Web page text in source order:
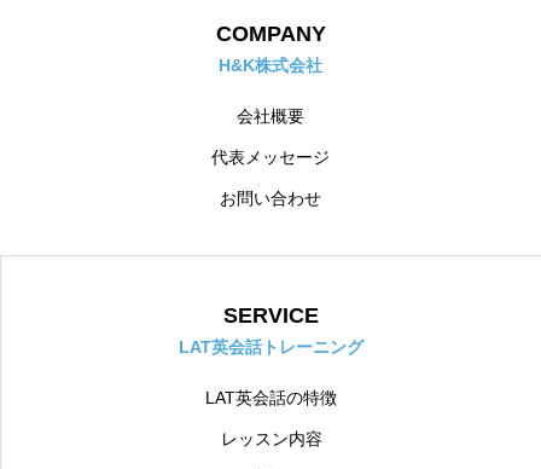
COMPANY
H&K株式会社
会社概要
代表メッセージ
お問い合わせ
SERVICE
LAT英会話トレーニング
LAT英会話の特徴
レッスン内容